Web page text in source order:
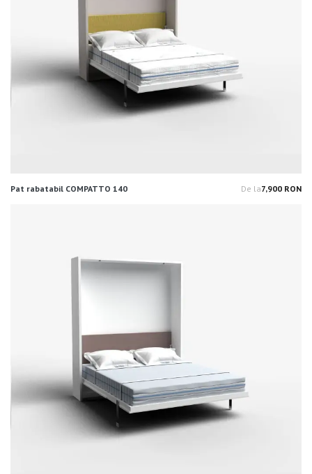
Pat rabatabil COMPATTO 140 De la7,900 RON